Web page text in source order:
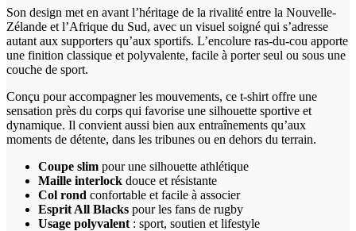
Son design met en avant l’héritage de la rivalité entre la Nouvelle-
Zélande et l’Afrique du Sud, avec un visuel soigné qui s’adresse
autant aux supporters qu’aux sportifs. L’encolure ras-du-cou apporte
une finition classique et polyvalente, facile à porter seul ou sous une
couche de sport.
Conçu pour accompagner les mouvements, ce t-shirt offre une
sensation près du corps qui favorise une silhouette sportive et
dynamique. Il convient aussi bien aux entraînements qu’aux
moments de détente, dans les tribunes ou en dehors du terrain.
Coupe slim pour une silhouette athlétique
Maille interlock douce et résistante
Col rond confortable et facile à associer
Esprit All Blacks pour les fans de rugby
Usage polyvalent : sport, soutien et lifestyle